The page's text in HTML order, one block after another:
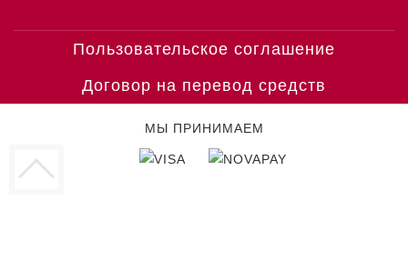
Пользовательское соглашение
Договор на перевод средств
МЫ ПРИНИМАЕМ